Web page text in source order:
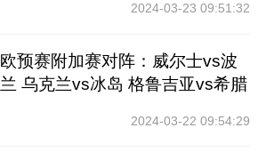
2024-03-23 09:51:32
欧预赛附加赛对阵：威尔士vs波
兰 乌克兰vs冰岛 格鲁吉亚vs希腊
2024-03-22 09:54:29